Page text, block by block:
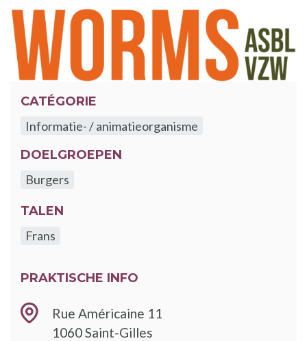
CATÉGORIE
Informatie- / animatieorganisme
DOELGROEPEN
Burgers
TALEN
Frans
PRAKTISCHE INFO
Rue Américaine 11
1060Saint-Gilles